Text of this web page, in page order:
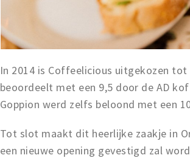
In 2014 is Coffeelicious uitgekozen
beoordeelt met een 9,5 door de AD
Goppion werd zelfs beloond met een
Tot slot maakt dit heerlijke zaakje in
een nieuwe opening gevestigd zal